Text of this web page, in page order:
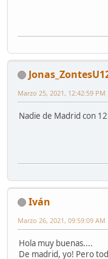
Marzo 25, 2021, 12:42:59 PM
Nadie de Madrid con
Iván
Marzo 26, 2021, 09:59:09 AM
Hola muy buenas....
De madrid, yo! Pero